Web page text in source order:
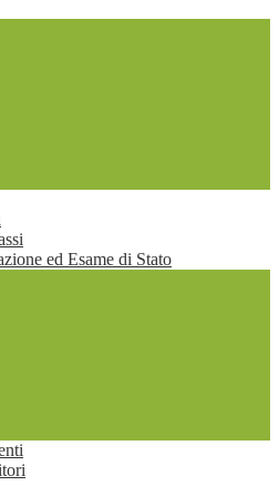
ed Esame di Stato